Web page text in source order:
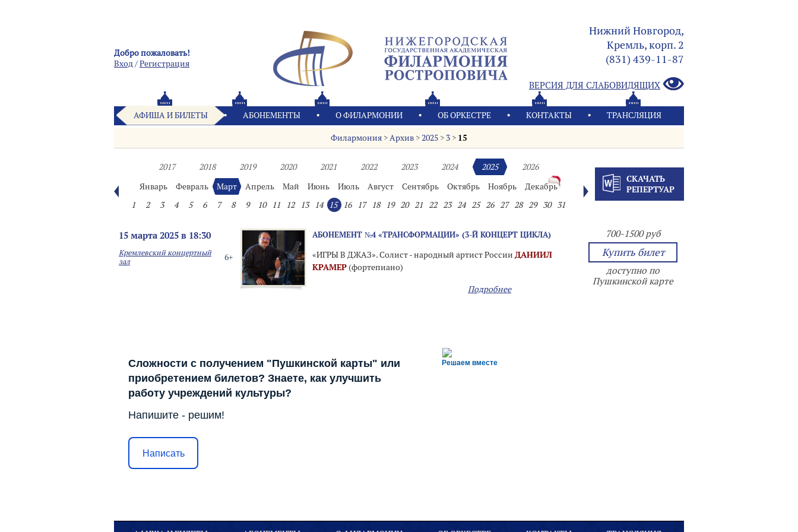
Добро пожаловать!
Вход/Pегистрация
Нижний Новгород,
Кремль, корп. 2
(831) 439-11-87
ВЕРСИЯ ДЛЯ СЛАБОВИДЯЩИХ
АФИША И БИЛЕТЫ АБОНЕМЕНТЫ О ФИЛАРМОНИИ OБ ОРКЕСТРЕ КОНТАКТЫ ТРАНСЛЯЦИЯ
Филармония >Архив >2025 > 3 > 15
2017 2018 2019 2020 2021 2022 2023 2024 2025
2026
Январь
Февраль Март Апрель Май Июнь Июль Август Сентябрь Октябрь Ноябрь
Декабрь
1
2 3 4 5 6 7 8 9 10 11 12 13 14 15 16 17 18 19 20 21 22 23 24 25 26 27 28 29 30 31
СКАЧАТЬ
РЕПЕРТУАР
15 марта 2025 в 18:30
6+
Кремлевский концертный
зал
АБОНЕМЕНТ №4 «ТРАНСФОРМАЦИИ» (3-Й КОНЦЕРТ ЦИКЛА)
«ИГРЫ В ДЖАЗ». Солист - народный артист России ДАНИИЛ
КРАМЕР(фортепиано)
Подробнее
700-1500 руб
Купить билет
доступно по
Пушкинской карте
Решаем вместе
Сложности с получением "Пушкинской карты" или
приобретением билетов? Знаете, как улучшить
работу учреждений культуры?
Напишите - решим!
Написать